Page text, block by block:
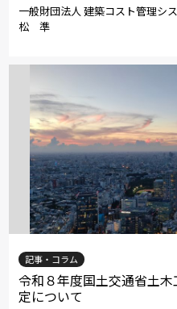
一般財団法人 建築コスト管理
松 準
記事・コラム
令和８年度国土交通省土
定について